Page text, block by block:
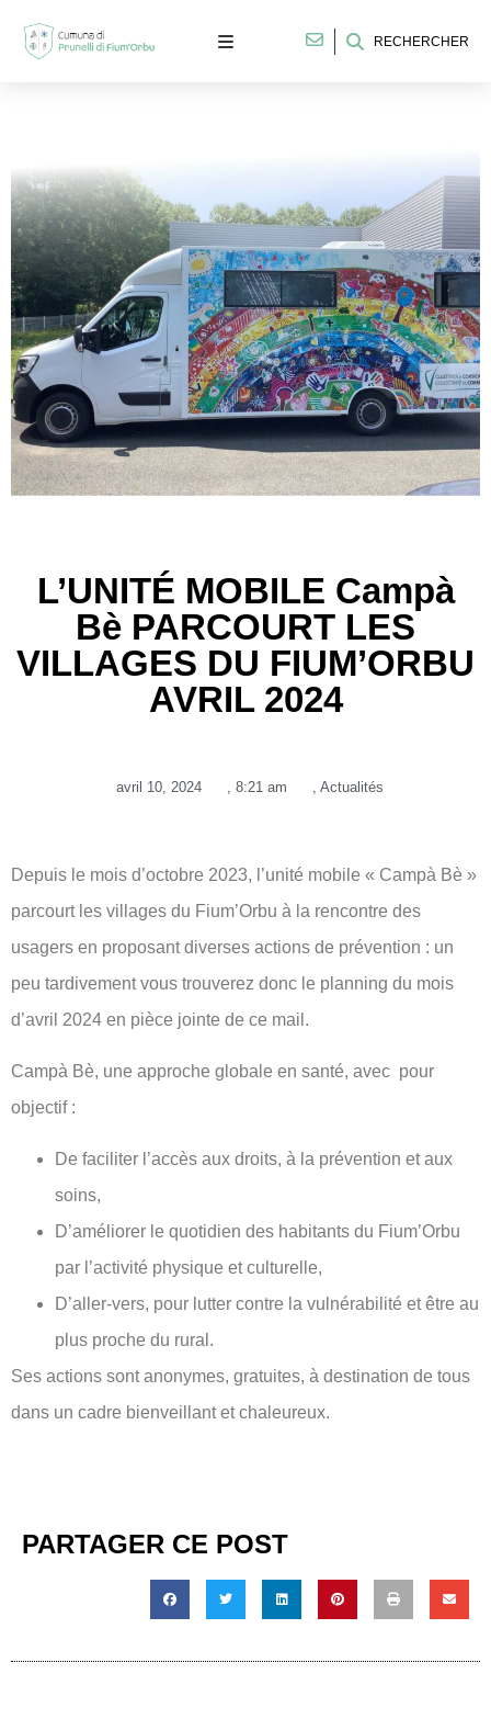
RECHERCHER
L’UNITÉ MOBILE Campà
Bè PARCOURT LES
VILLAGES DU FIUM’ORBU
AVRIL 2024
avril 10, 2024 8:21 am Actualités
Depuis le mois d’octobre 2023, l’unité mobile « Campà Bè »
parcourt les villages du Fium’Orbu à la rencontre des
usagers en proposant diverses actions de prévention : un
peu tardivement vous trouverez donc le planning du mois
d’avril 2024 en pièce jointe de ce mail.
Campà Bè, une approche globale en santé, avec pour
objectif :
De faciliter l’accès aux droits, à la prévention et aux
soins,
D’améliorer le quotidien des habitants du Fium’Orbu
par l’activité physique et culturelle,
D’aller-vers, pour lutter contre la vulnérabilité et être au
plus proche du rural.
Ses actions sont anonymes, gratuites, à destination de tous
dans un cadre bienveillant et chaleureux.
PARTAGER CE POST